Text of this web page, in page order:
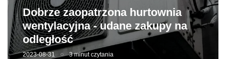
Dobrze zaopatrzona hurtownia
wentylacyjna - udane zakupy na
odległość
2023-08-31 3 minut czytania